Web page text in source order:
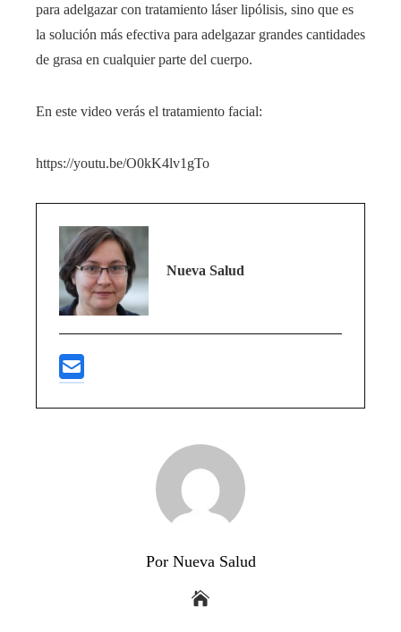
para adelgazar con tratamiento láser lipólisis, sino que es
la solución más efectiva para adelgazar grandes cantidades
de grasa en cualquier parte del cuerpo.
En este video verás el tratamiento facial:
https://youtu.be/O0kK4lv1gTo
Nueva Salud
Por Nueva Salud